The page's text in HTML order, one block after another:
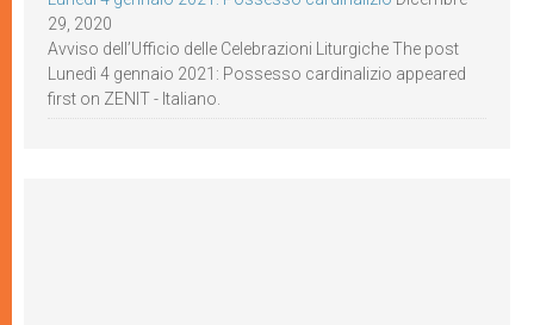
29, 2020
Avviso dell’Ufficio delle Celebrazioni Liturgiche The post
Lunedì 4 gennaio 2021: Possesso cardinalizio appeared
first on ZENIT - Italiano.